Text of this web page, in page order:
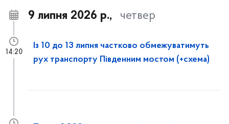
9 липня 2026 р., четвер
Із 10 до 13 липня частково обмежуватимуть
рух транспорту Південним мостом (+схема)
14:20